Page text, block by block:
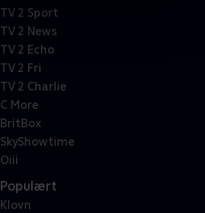
TV 2 Sport
TV 2 News
TV 2 Echo
TV 2 Fri
TV 2 Charlie
C More
BritBox
SkyShowtime
Oiii
Populært
Klovn